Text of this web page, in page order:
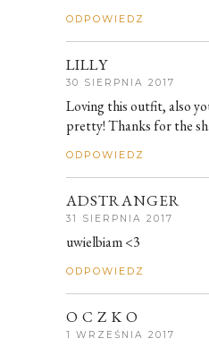
ODPOWIEDZ
LILLY
30 SIERPNIA 2017
Loving this outfit, also
pretty! Thanks for the
ODPOWIEDZ
ADSTRANGER
31 SIERPNIA 2017
uwielbiam <3
ODPOWIEDZ
O C Z K O
1 WRZEŚNIA 2017